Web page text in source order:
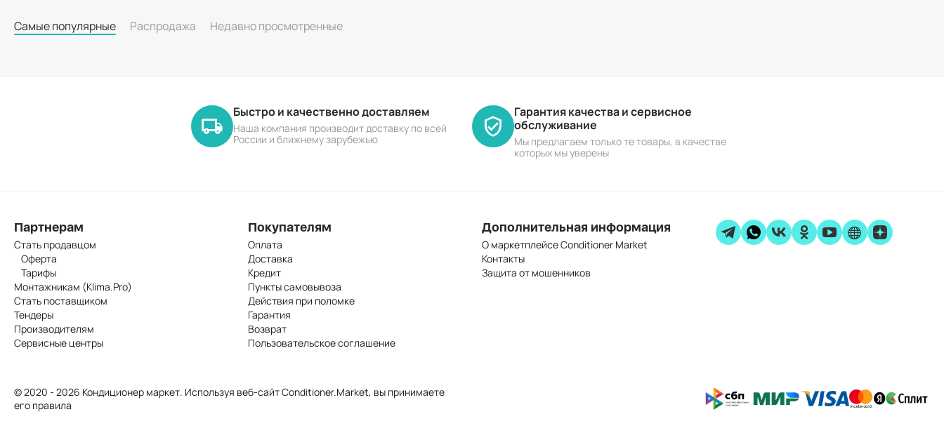
Самые популярные Распродажа Недавно просмотренные
Быстро и качественно доставляем
Наша компания производит доставку по всей
России и ближнему зарубежью
Гарантия качества и сервисное
обслуживание
Мы предлагаем только те товары, в качестве
которых мы уверены
Партнерам
Стать продавцом
Оферта
Тарифы
Монтажникам (Klima.Pro)
Стать поставщиком
Тендеры
Производителям
Сервисные центры
Покупателям
Оплата
Доставка
Кредит
Пункты самовывоза
Действия при поломке
Гарантия
Возврат
Пользовательское соглашение
Дополнительная информация
О маркетплейсе Conditioner Market
Контакты
Защита от мошенников
© 2020 - 2026 Кондиционер маркет. Используя веб-сайт Conditioner.Market, вы принимаете
его правила